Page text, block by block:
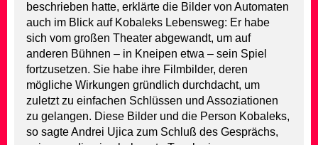
beschrieben hatte, erklärte die Bilder von Automaten
auch im Blick auf Kobaleks Lebensweg: Er habe
sich vom großen Theater abgewandt, um auf
anderen Bühnen – in Kneipen etwa – sein Spiel
fortzusetzen. Sie habe ihre Filmbilder, deren
mögliche Wirkungen gründlich durchdacht, um
zuletzt zu einfachen Schlüssen und Assoziationen
zu gelangen. Diese Bilder und die Person Kobaleks,
so sagte Andrei Ujica zum Schluß des Gesprächs,